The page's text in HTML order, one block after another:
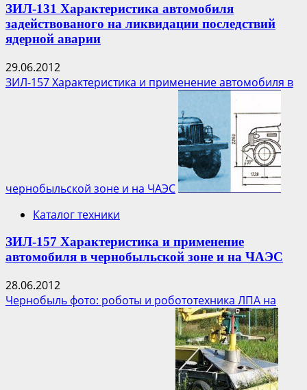
ЗИЛ-131 Характеристика автомобиля
задействованого на ликвидации последствий
ядерной аварии
29.06.2012
ЗИЛ-157 Характеристика и применение автомобиля в
чернобыльской зоне и на ЧАЭС
Каталог техники
ЗИЛ-157 Характеристика и применение
автомобиля в чернобыльской зоне и на ЧАЭС
28.06.2012
Чернобыль фото: роботы и робототехника ЛПА на